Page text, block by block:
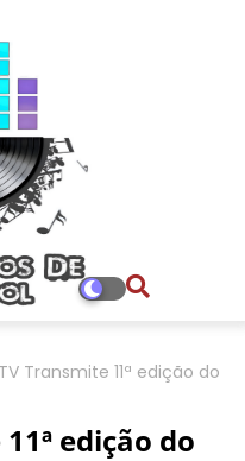
Transmite 11ª edição do
edição do